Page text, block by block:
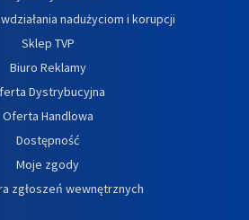
nadużyciom i korupcji
Sklep TVP
Biuro Reklamy
Dystrybucyjna
Oferta Handlowa
Dostępność
Moje zgody
zgłoszeń wewnętrznych